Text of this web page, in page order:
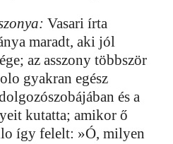
Vasari írta
maradt, aki jól
az asszony többször
gyakran egész
és a
kutatta; amikor ő
így felelt: »Ó, milyen